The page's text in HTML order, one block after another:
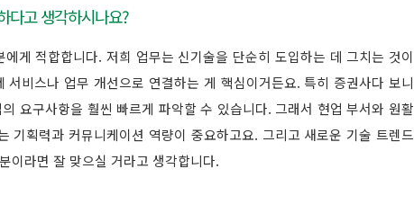
다고 생각하시나요?
게 적합합니다. 저희 업무는 신기술을 단순히 도입하는 데 그치는 것이
비스나 업무 개선으로 연결하는 게 핵심이거든요. 특히 증권사다 보니
요구사항을 훨씬 빠르게 파악할 수 있습니다. 그래서 현업 부서와 원활
기획력과 커뮤니케이션 역량이 중요하고요. 그리고 새로운 기술 트렌드
이라면 잘 맞으실 거라고 생각합니다.